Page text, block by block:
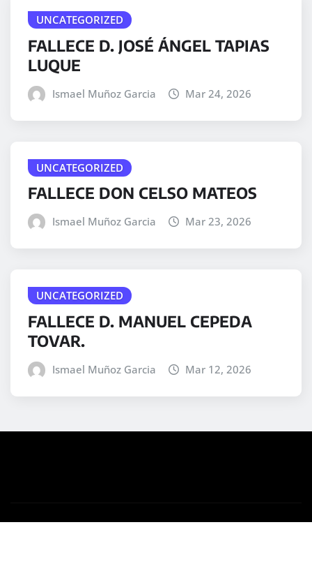
UNCATEGORIZED
FALLECE D. JOSÉ ÁNGEL TAPIAS
LUQUE
Ismael Muñoz Garcia Mar 24, 2026
UNCATEGORIZED
FALLECE DON CELSO MATEOS
Ismael Muñoz Garcia Mar 23, 2026
UNCATEGORIZED
FALLECE D. MANUEL CEPEDA
TOVAR.
Ismael Muñoz Garcia Mar 12, 2026